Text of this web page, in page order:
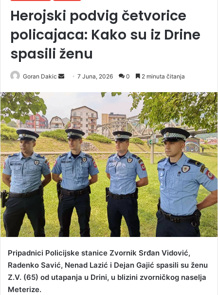
Herojski podvig četvorice
policajaca: Kako su iz Drine
spasili ženu
Goran Dakic
a
n
e
m
a
l
7 Juna, 2026 0 2 minuta čitanja
Pripadnici Policijske stanice Zvornik Srđan Vidović,
Radenko Savić, Nenad Lazić i Dejan Gajić spasili su ženu
Z.V. (65) od utapanja u Drini, u blizini zvorničkog naselja
Meterize.